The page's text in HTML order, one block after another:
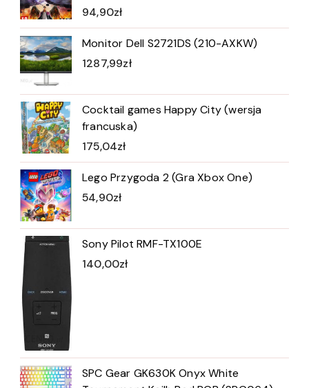
94,90zł
Monitor Dell S2721DS (210-AXKW)
1287,99zł
Cocktail games Happy City (wersja
francuska)
175,04zł
Lego Przygoda 2 (Gra Xbox One)
54,90zł
Sony Pilot RMF-TX100E
140,00zł
SPC Gear GK630K Onyx White